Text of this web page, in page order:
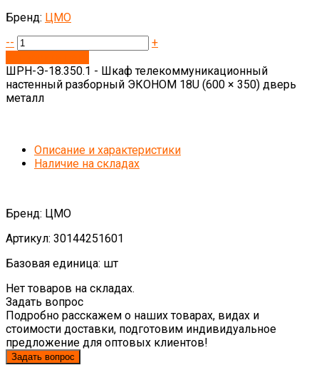
Бренд: ЦМО
--
+
ШРН-Э-18.350.1 - Шкаф телекоммуникационный
настенный разборный ЭКОНОМ 18U (600 × 350) дверь
металл
Описание и характеристики
Наличие на складах
Бренд: ЦМО
Артикул: 30144251601
Базовая единица: шт
Нет товаров на складах.
Задать вопрос
Подробно расскажем о наших товарах, видах и
стоимости доставки, подготовим индивидуальное
предложение для оптовых клиентов!
Задать вопрос